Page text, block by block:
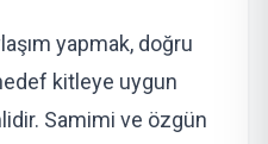
yapmak, doğru
kitleye uygun
Samimi ve özgün